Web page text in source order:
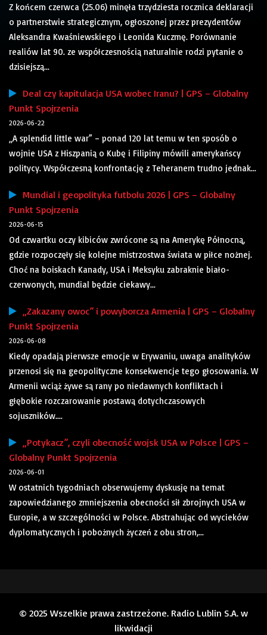
Z końcem czerwca (25.06) minęła trzydziesta rocznica deklaracji
o partnerstwie strategicznym, ogłoszonej przez prezydentów
Aleksandra Kwaśniewskiego i Leonida Kuczmę. Porównanie
realiów lat 90. ze współczesnością naturalnie rodzi pytanie o
dzisiejszą...
Deal czy kapitulacja USA wobec Iranu? | GPS – Globalny
Punkt Spojrzenia
2026-06-22
„A splendid little war” – ponad 120 lat temu w ten sposób o
wojnie USA z Hiszpanią o Kubę i Filipiny mówili amerykańscy
politycy. Współczesną konfrontację z Teheranem trudno jednak...
Mundial i geopolityka futbolu 2026 | GPS – Globalny
Punkt Spojrzenia
2026-06-15
Od czwartku oczy kibiców zwrócone są na Amerykę Północną,
gdzie rozpoczęły się kolejne mistrzostwa świata w piłce nożnej.
Choć na boiskach Kanady, USA i Meksyku zabraknie biało-
czerwonych, mundial będzie ciekawy...
„Zakazany owoc” i powyborcza Armenia | GPS – Globalny
Punkt Spojrzenia
2026-06-08
Kiedy opadają pierwsze emocje w Erywaniu, uwaga analityków
przenosi się na geopolityczne konsekwencje tego głosowania. W
Armenii wciąż żywe są rany po niedawnych konfliktach i
głębokie rozczarowanie postawą dotychczasowych
sojuszników....
„Potykacz”, czyli obecność wojsk USA w Polsce | GPS –
Globalny Punkt Spojrzenia
2026-06-01
W ostatnich tygodniach obserwujemy dyskusję na temat
zapowiedzianego zmniejszenia obecności sił zbrojnych USA w
Europie, a w szczególności w Polsce. Abstrahując od wycieków
dyplomatycznych i pobożnych życzeń z obu stron,...
© 2025 Wszelkie prawa zastrzeżone. Radio Lublin S.A. w
likwidacji